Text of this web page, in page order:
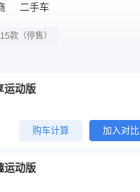
二手车
款（停售）
运动版
购车计算 加入对比
运动版